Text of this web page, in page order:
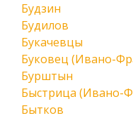
Будзин
Будилов
Букачевцы
Буковец (Ивано-
Бурштын
Быстрица (Ивано-
Бытков